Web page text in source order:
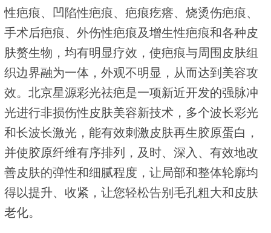
性疤痕、凹陷性疤痕、疤痕疙瘩、烧烫伤疤痕、
手术后疤痕、外伤性疤痕及增生性疤痕和各种皮
肤赘生物，均有明显疗效，使疤痕与周围皮肤组
织边界融为一体，外观不明显，从而达到美容攻
效。北京星源彩光祛疤是一项新近开发的强脉冲
光进行非损伤性皮肤美容新技术，多个波长彩光
和长波长激光，能有效刺激皮肤再生胶原蛋白，
并使胶原纤维有序排列，及时、深入、有效地改
善皮肤的弹性和细腻程度，让局部和整体轮廓均
得以提升、收紧，让您轻松告别毛孔粗大和皮肤
老化。